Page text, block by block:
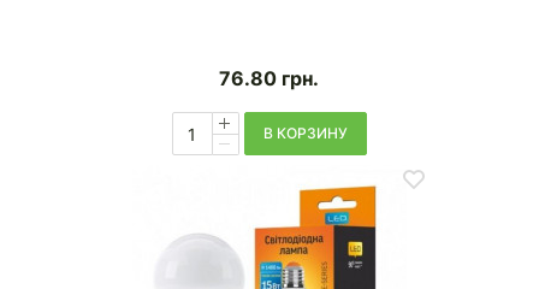
76.80 грн.
В КОРЗИНУ